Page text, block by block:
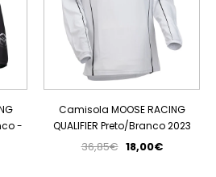
-
Camisola MOOSE RACING
QUALIFIER Preto/Branco 2023
36,85€ 18,00€